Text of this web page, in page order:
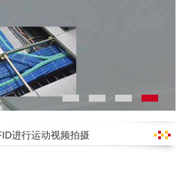
进行运动视频拍摄